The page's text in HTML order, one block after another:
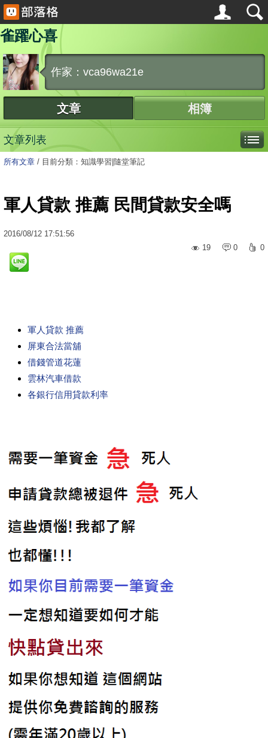
雀躍心喜
作家：vca96wa21e
文章 相簿
文章列表
所有文章 / 目前分類：知識學習|隨堂筆記
軍人貸款 推薦 民間貸款安全嗎
2016/08/12 17:51:56
19
0 0
軍人貸款 推薦
屏東合法當舖
借錢管道花蓮
雲林汽車借款
各銀行信用貸款利率